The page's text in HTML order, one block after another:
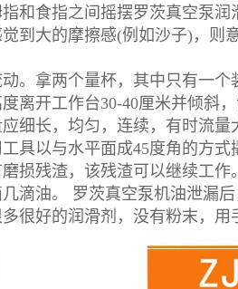
食指之间摇摆罗茨真空泵润
到大的摩擦感(例如沙子)，则
拿两个量杯，其中只有一个
离开工作台30-40厘米并倾斜
细长，均匀，连续，有时流量
以与水平面成45度角的方式
损残渣，该残渣可以继续工
滴油。 罗茨真空泵机油泄漏
很好的润滑剂，没有粉末，用